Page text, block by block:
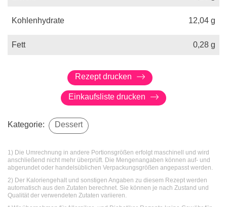
Kohlenhydrate 12,04 g
Fett 0,28 g
Rezept drucken
Einkaufsliste drucken
Kategorie: Dessert
1) Die Umrechnung in andere Portionsgrößen erfolgt maschinell und wird
anschließend nicht mehr überprüft. Die Mengenangaben können auf- und
abgerundet oder handelsüblichen Verpackungsgrößen angepasst werden.
2) Der Kaloriengehalt und sonstigen Angaben zu diesem Rezept werden
automatisch aus den Zutaten berechnet. Sie können je nach Zustand und
Qualität der verwendeten Zutaten variieren.